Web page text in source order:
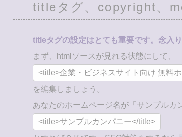
titleタグ、copyright、
titleタグの設定はとても重要です。念入
まず、htmlソースが見れる状態にして、
<title>企業・ビジネスサイト向け 無料
を編集しましょう。
あなたのホームページ名が「サンプルカ
<title>サンプルカンパニー</title>